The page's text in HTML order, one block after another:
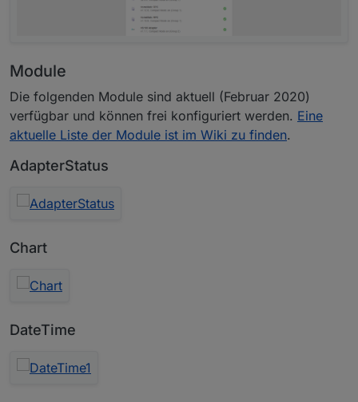
Module
Die folgenden Module sind aktuell (Februar 2020)
verfügbar und können frei konfiguriert werden. Eine
aktuelle Liste der Module ist im Wiki zu finden.
AdapterStatus
Chart
DateTime